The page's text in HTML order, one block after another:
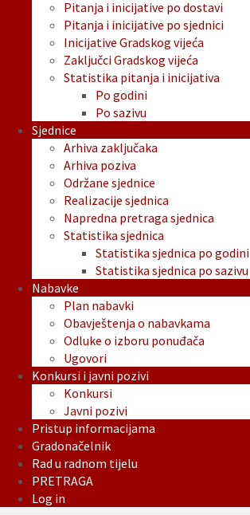
Pitanja i inicijative po dostavi
Pitanja i inicijative po sjednici
Inicijative Gradskog vijeća
Zaključci Gradskog vijeća
Statistika pitanja i inicijativa
Po godini
Po sazivu
Sjednice
Arhiva zaključaka
Arhiva poziva
Održane sjednice
Realizacije sjednica
Napredna pretraga sjednica
Statistika sjednica
Statistika sjednica po godini
Statistika sjednica po sazivu
Nabavke
Plan nabavki
Obavještenja o nabavkama
Odluke o izboru ponuđača
Ugovori
Konkursi i javni pozivi
Konkursi
Javni pozivi
Pristup informacijama
Gradonačelnik
Rad u radnom tijelu
PRETRAGA
Log in